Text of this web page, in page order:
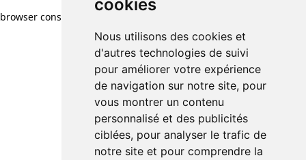
cookies
Nous utilisons des cookies et
d'autres technologies de suivi
pour améliorer votre expérience
de navigation sur notre site, pour
vous montrer un contenu
personnalisé et des publicités
ciblées, pour analyser le trafic de
notre site et pour comprendre la
browser console for more information)